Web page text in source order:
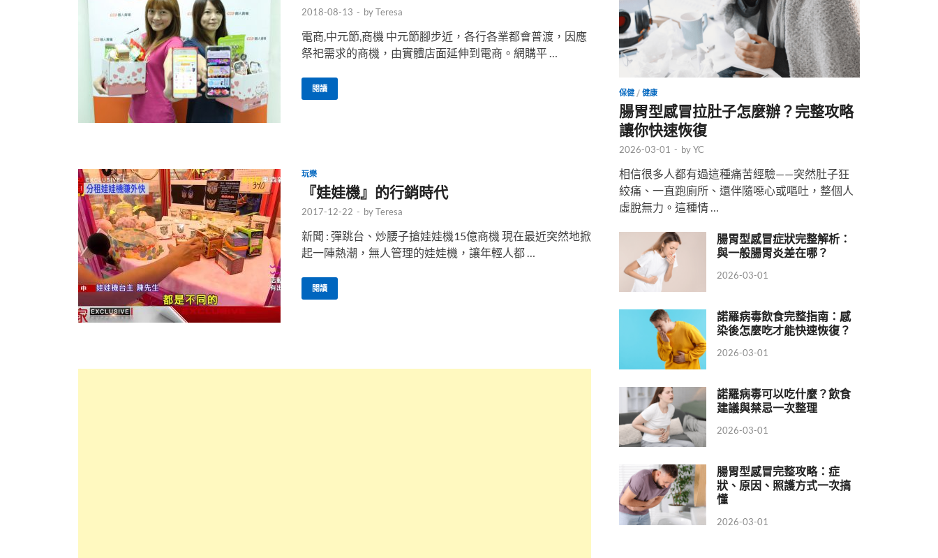
2018-08-13 - byTeresa
電商,中元節,商機 中元節腳步近，各行各業都會普渡，因應
祭祀需求的商機，由實體店面延伸到電商。網購平 …
閱讀
玩樂
『娃娃機』的行銷時代
2017-12-22 - byTeresa
新聞 : 彈跳台、炒腰子搶娃娃機15億商機 現在最近突然地掀
起一陣熱潮，無人管理的娃娃機，讓年輕人都 …
閱讀
保健 /健康
腸胃型感冒拉肚子怎麼辦？完整攻略
讓你快速恢復
2026-03-01 - byYC
相信很多人都有過這種痛苦經驗——突然肚子狂
絞痛、一直跑廁所、還伴隨噁心或嘔吐，整個人
虛脫無力。這種情 …
腸胃型感冒症狀完整解析：
與一般腸胃炎差在哪？
2026-03-01
諾羅病毒飲食完整指南：感
染後怎麼吃才能快速恢復？
2026-03-01
諾羅病毒可以吃什麼？飲食
建議與禁忌一次整理
2026-03-01
腸胃型感冒完整攻略：症
狀、原因、照護方式一次搞
懂
2026-03-01